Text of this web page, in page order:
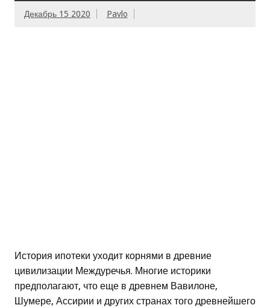
Декабрь 15 2020 Pavlo
История ипотеки уходит корнями в древние
цивилизации Междуречья. Многие историки
предполагают, что еще в древнем Вавилоне,
Шумере, Ассирии и других странах того древнейшего